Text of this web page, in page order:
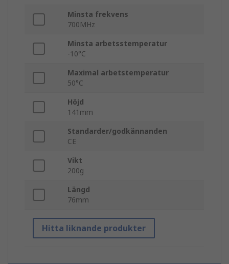
Minsta frekvens
700MHz
Minsta arbetsstemperatur
-10°C
Maximal arbetstemperatur
50°C
Höjd
141mm
Standarder/godkännanden
CE
Vikt
200g
Längd
76mm
Hitta liknande produkter